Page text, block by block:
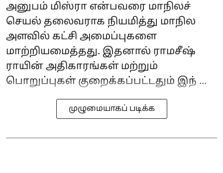
அனுபம் மிஸ்ரா என்பவரை மாநிலச்
செயல் தலைவராக நியமித்து மாநில
அளவில் கட்சி அமைப்புகளை
மாற்றியமைத்தது. இதனால் ராமசீஷ்
ராயின் அதிகாரங்கள் மற்றும்
பொறுப்புகள் குறைக்கப்பட்டதும் இந் ...
முழுமையாகப் படிக்க